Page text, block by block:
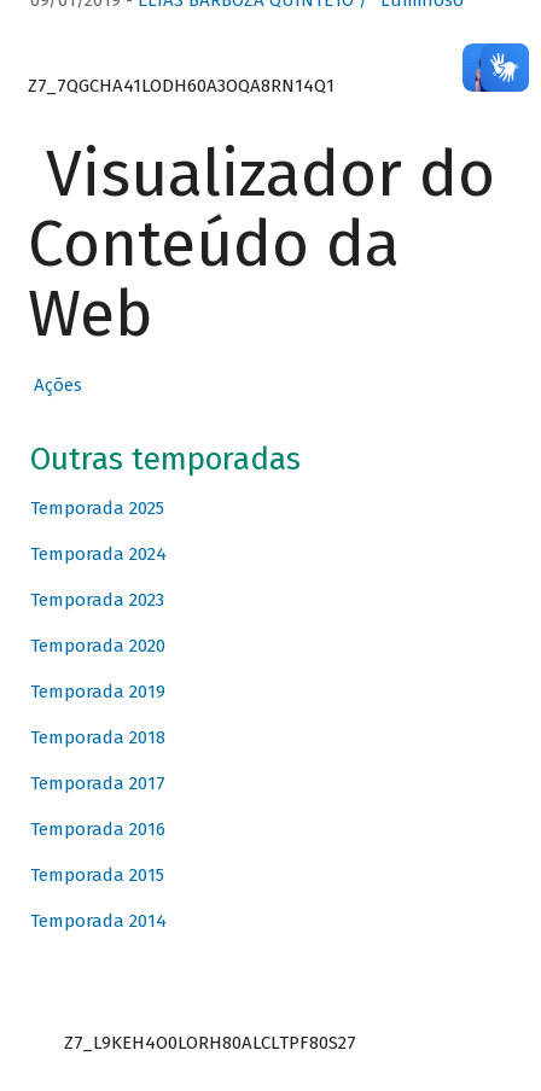
Z7_7QGCHA41LODH60A3OQA8RN14Q1
Visualizador do
Conteúdo da
Web
Ações
Outras temporadas
Temporada 2025
Temporada 2024
Temporada 2023
Temporada 2020
Temporada 2019
Temporada 2018
Temporada 2017
Temporada 2016
Temporada 2015
Temporada 2014
Z7_L9KEH4O0LORH80ALCLTPF80S27